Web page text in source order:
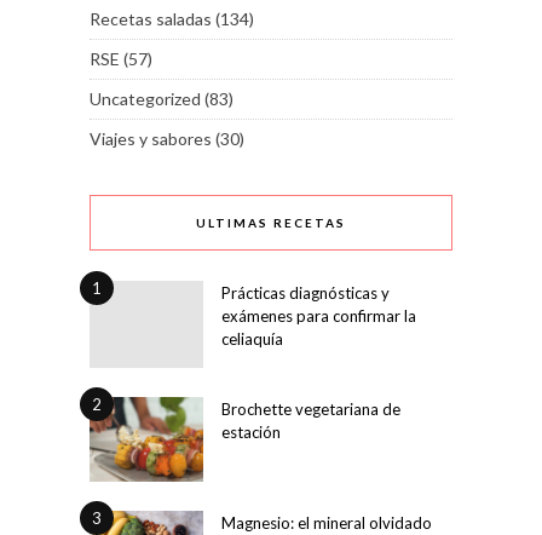
Recetas saladas (134)
RSE (57)
Uncategorized (83)
Viajes y sabores (30)
ULTIMAS RECETAS
1
Prácticas diagnósticas y
exámenes para confirmar la
celiaquía
2
Brochette vegetariana de
estación
3 Magnesio: el mineral olvidado